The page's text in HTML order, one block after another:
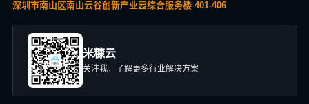
深圳市南山区南山云谷创新产业园综合服务楼 401-406
米糠云
关注我，了解更多行业解决方案